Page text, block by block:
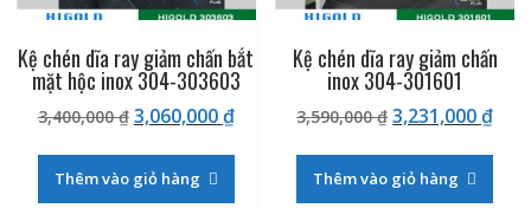
Kệ chén dĩa ray giảm chấn bắt
mặt hộc inox 304-303603
3,400,000₫ Giá
là:
3,400,000 ₫.
3,060,000₫Giá
Thêm vào giỏ hàng
Kệ chén dĩa ray giảm chấn
inox 304-301601
3,590,000₫Giá
là:
3,590,000 ₫.
3,231,000₫Giá
Thêm vào giỏ hàng